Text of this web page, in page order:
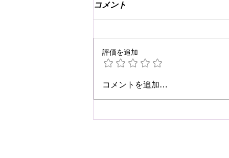
☆肩こり・腰痛予防☆
コメント
評価を追加
コメントを追加…